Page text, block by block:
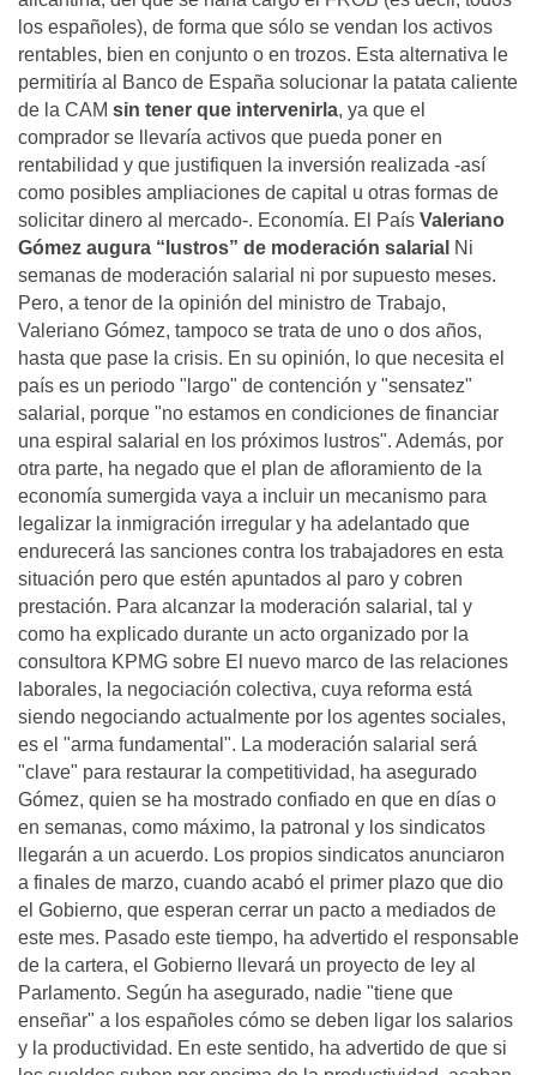
los españoles), de forma que sólo se vendan los activos
rentables, bien en conjunto o en trozos. Esta alternativa le
permitiría al Banco de España solucionar la patata caliente
de la CAM sin tener que intervenirla, ya que el
comprador se llevaría activos que pueda poner en
rentabilidad y que justifiquen la inversión realizada -así
como posibles ampliaciones de capital u otras formas de
solicitar dinero al mercado-. Economía. El País Valeriano
Gómez augura “lustros” de moderación salarial Ni
semanas de moderación salarial ni por supuesto meses.
Pero, a tenor de la opinión del ministro de Trabajo,
Valeriano Gómez, tampoco se trata de uno o dos años,
hasta que pase la crisis. En su opinión, lo que necesita el
país es un periodo "largo" de contención y "sensatez"
salarial, porque "no estamos en condiciones de financiar
una espiral salarial en los próximos lustros". Además, por
otra parte, ha negado que el plan de afloramiento de la
economía sumergida vaya a incluir un mecanismo para
legalizar la inmigración irregular y ha adelantado que
endurecerá las sanciones contra los trabajadores en esta
situación pero que estén apuntados al paro y cobren
prestación. Para alcanzar la moderación salarial, tal y
como ha explicado durante un acto organizado por la
consultora KPMG sobre El nuevo marco de las relaciones
laborales, la negociación colectiva, cuya reforma está
siendo negociando actualmente por los agentes sociales,
es el "arma fundamental". La moderación salarial será
"clave" para restaurar la competitividad, ha asegurado
Gómez, quien se ha mostrado confiado en que en días o
en semanas, como máximo, la patronal y los sindicatos
llegarán a un acuerdo. Los propios sindicatos anunciaron
a finales de marzo, cuando acabó el primer plazo que dio
el Gobierno, que esperan cerrar un pacto a mediados de
este mes. Pasado este tiempo, ha advertido el responsable
de la cartera, el Gobierno llevará un proyecto de ley al
Parlamento. Según ha asegurado, nadie "tiene que
enseñar" a los españoles cómo se deben ligar los salarios
y la productividad. En este sentido, ha advertido de que si